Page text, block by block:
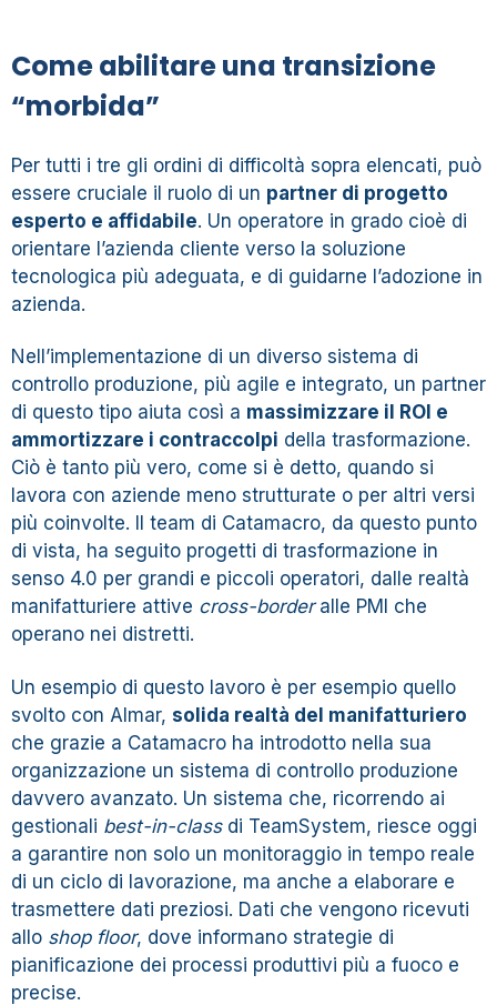
Come abilitare una transizione
“morbida”
Per tutti i tre gli ordini di difficoltà sopra elencati, può
essere cruciale il ruolo di un partner di progetto
esperto e affidabile. Un operatore in grado cioè di
orientare l’azienda cliente verso la soluzione
tecnologica più adeguata, e di guidarne l’adozione in
azienda.
Nell’implementazione di un diverso sistema di
controllo produzione, più agile e integrato, un partner
di questo tipo aiuta così a massimizzare il ROI e
ammortizzare i contraccolpi della trasformazione.
Ciò è tanto più vero, come si è detto, quando si
lavora con aziende meno strutturate o per altri versi
più coinvolte. Il team di Catamacro, da questo punto
di vista, ha seguito progetti di trasformazione in
senso 4.0 per grandi e piccoli operatori, dalle realtà
manifatturiere attive cross-borderalle PMI che
operano nei distretti.
Un esempio di questo lavoro è per esempio quello
svolto con Almar, solida realtà del manifatturiero
che grazie a Catamacro ha introdotto nella sua
organizzazione un sistema di controllo produzione
davvero avanzato. Un sistema che, ricorrendo ai
gestionali best-in-classdi TeamSystem, riesce oggi
a garantire non solo un monitoraggio in tempo reale
di un ciclo di lavorazione, ma anche a elaborare e
trasmettere dati preziosi. Dati che vengono ricevuti
allo shop floor, dove informano strategie di
pianificazione dei processi produttivi più a fuoco e
precise.